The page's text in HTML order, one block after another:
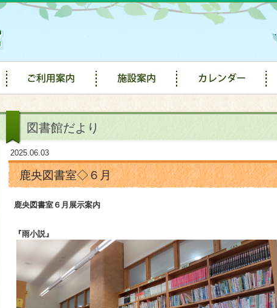
図書館だより
2025.06.03
鹿央図書室◇６月
鹿央図書室６ 月展示案内
『雨小説』